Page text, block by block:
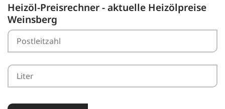
Heizöl-Preisrechner - aktuelle Heizölpreise
Weinsberg